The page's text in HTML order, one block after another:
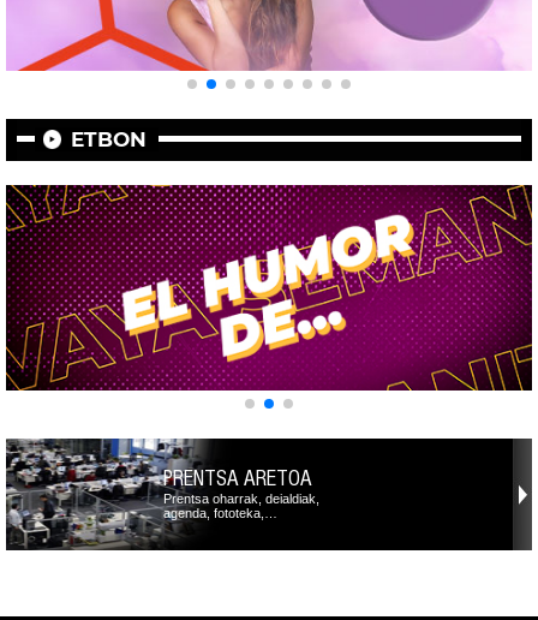
ETBON
PRENTSA ARETOA
Prentsa oharrak, deialdiak,
agenda, fototeka,…